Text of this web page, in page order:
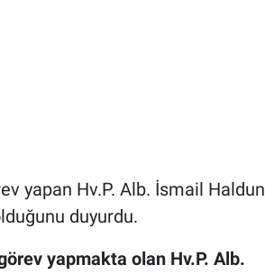
yapan Hv.P. Alb. İsmail Haldun
duyurdu.
yapmakta olan Hv.P. Alb.